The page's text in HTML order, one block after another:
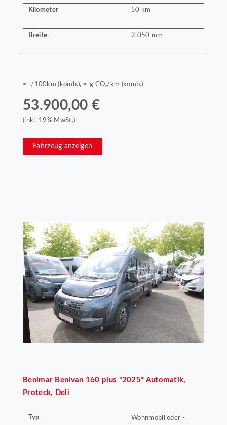
Kilometer 50 km
Breite 2.050 mm
≈ l/100km (komb.), ≈ g CO₂/km (komb.)
53.900,00 €
(inkl. 19% MwSt.)
Fahrzeug anzeigen
Benimar Benivan 160 plus *2025* Automatik,
Proteck, Deli
Typ
Wohnmobil oder -